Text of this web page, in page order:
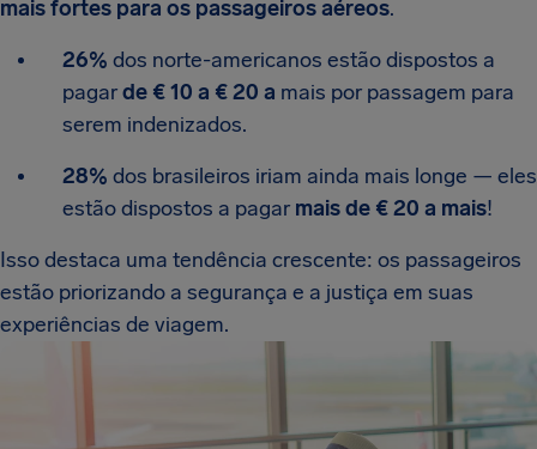
mais fortes para os passageiros aéreos.
26% dos norte-americanos estão dispostos a
pagarde € 10 a € 20 a mais por passagem para
serem indenizados.
28% dos brasileiros iriam ainda mais longe — eles
estão dispostos a pagar mais de € 20 a mais!
Isso destaca uma tendência crescente: os passageiros
estão priorizando a segurança e a justiça em suas
experiências de viagem.